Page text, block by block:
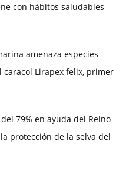
con hábitos saludables
amenaza especies
caracol Lirapex felix, primer
79% en ayuda del Reino
protección de la selva del